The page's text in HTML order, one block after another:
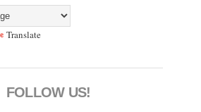
Translate
FOLLOW US!